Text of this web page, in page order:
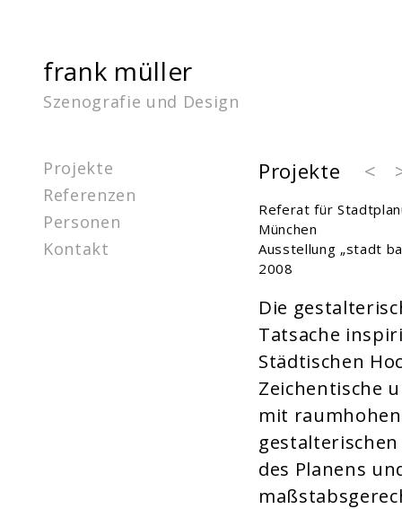
frank müller
Szenografie und Design
Projekte
Referenzen
Personen
Kontakt
Projekte <
Referat für
München
Ausstellung „stadt
2008
Die
Tatsache
Städtischen
Zeichentische
mit
des Planens